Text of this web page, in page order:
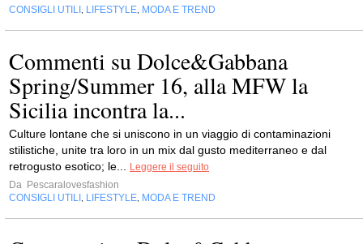
CONSIGLI UTILI
LIFESTYLE MODA E TREND
Commenti su Dolce&Gabbana
Spring/Summer 16, alla MFW la
Sicilia incontra la...
Culture lontane che si uniscono in un viaggio di contaminazioni
stilistiche, unite tra loro in un mix dal gusto mediterraneo e dal
retrogusto esotico; le...
Leggere il seguito
Da Pescaralovesfashion
CONSIGLI UTILI
LIFESTYLE MODA E TREND